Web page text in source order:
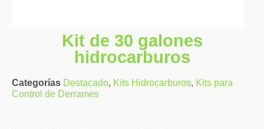
Kit de 30 galones
hidrocarburos
Categorías Destacado, Kits Hidrocarburos, Kits para
Control de Derrames